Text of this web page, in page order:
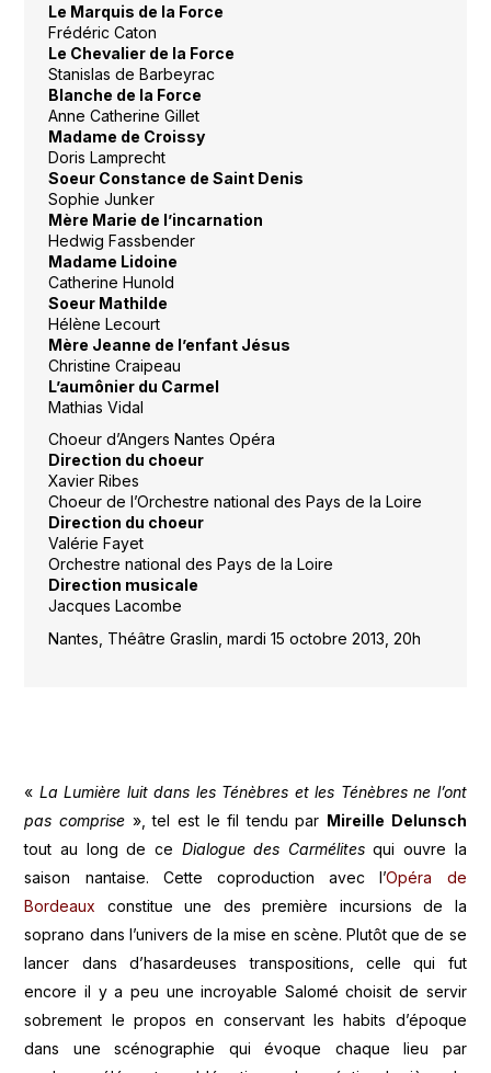
Le Marquis de la Force
Frédéric Caton
Le Chevalier de la Force
Stanislas de Barbeyrac
Blanche de la Force
Anne Catherine Gillet
Madame de Croissy
Doris Lamprecht
Soeur Constance de Saint Denis
Sophie Junker
Mère Marie de l’incarnation
Hedwig Fassbender
Madame Lidoine
Catherine Hunold
Soeur Mathilde
Hélène Lecourt
Mère Jeanne de l’enfant Jésus
Christine Craipeau
L’aumônier du Carmel
Mathias Vidal
Choeur d’Angers Nantes Opéra
Direction du choeur
Xavier Ribes
Choeur de l’Orchestre national des Pays de la Loire
Direction du choeur
Valérie Fayet
Orchestre national des Pays de la Loire
Direction musicale
Jacques Lacombe
Nantes, Théâtre Graslin, mardi 15 octobre 2013, 20h
« La Lumière luit dans les Ténèbres et les Ténèbres ne l’ont
pas comprise », tel est le fil tendu par Mireille Delunsch
tout au long de ce Dialogue des Carmélitesqui ouvre la
saison nantaise. Cette coproduction avec l’Opéra de
Bordeaux constitue une des première incursions de la
soprano dans l’univers de la mise en scène. Plutôt que de se
lancer dans d’hasardeuses transpositions, celle qui fut
encore il y a peu une incroyable Salomé choisit de servir
sobrement le propos en conservant les habits d’époque
dans une scénographie qui évoque chaque lieu par